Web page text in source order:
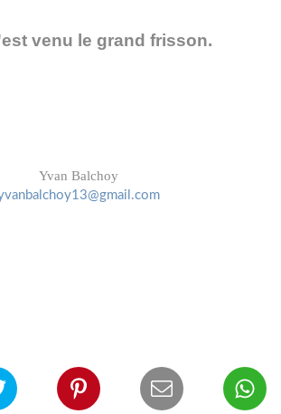
venu le grand frisson.
Yvan Balchoy